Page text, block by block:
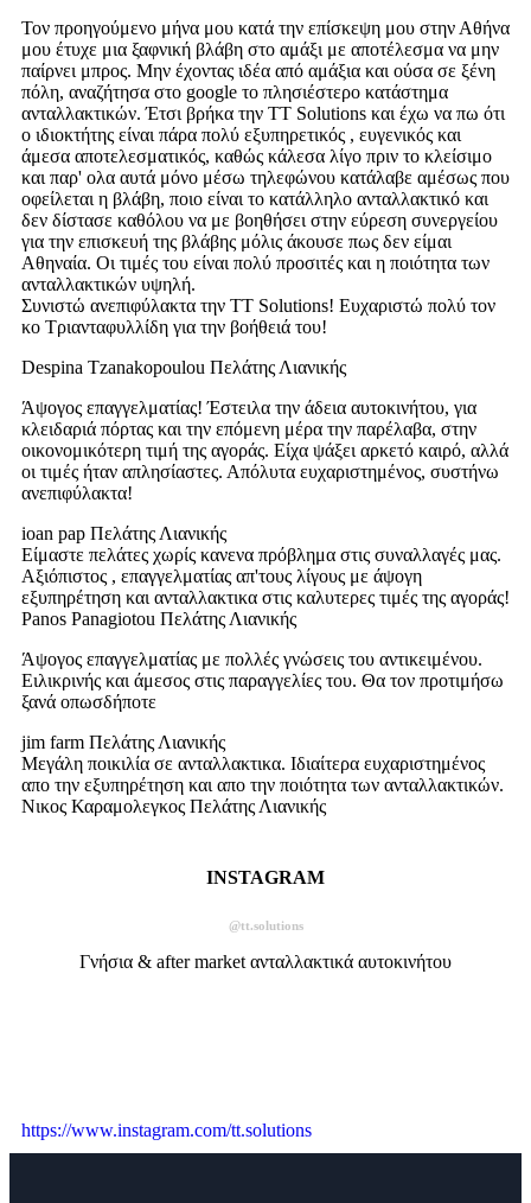
Τον προηγούμενο μήνα μου κατά την επίσκεψη μου στην Αθήνα
μου έτυχε μια ξαφνική βλάβη στο αμάξι με αποτέλεσμα να μην
παίρνει μπρος. Μην έχοντας ιδέα από αμάξια και ούσα σε ξένη
πόλη, αναζήτησα στο google το πλησιέστερο κατάστημα
ανταλλακτικών. Έτσι βρήκα την TT Solutions και έχω να πω ότι
ο ιδιοκτήτης είναι πάρα πολύ εξυπηρετικός , ευγενικός και
άμεσα αποτελεσματικός, καθώς κάλεσα λίγο πριν το κλείσιμο
και παρ' ολα αυτά μόνο μέσω τηλεφώνου κατάλαβε αμέσως που
οφείλεται η βλάβη, ποιο είναι το κατάλληλο ανταλλακτικό και
δεν δίστασε καθόλου να με βοηθήσει στην εύρεση συνεργείου
για την επισκευή της βλάβης μόλις άκουσε πως δεν είμαι
Αθηναία. Οι τιμές του είναι πολύ προσιτές και η ποιότητα των
ανταλλακτικών υψηλή.
Συνιστώ ανεπιφύλακτα την TT Solutions! Ευχαριστώ πολύ τον
κο Τριανταφυλλίδη για την βοήθειά του!
Despina Tzanakopoulou Πελάτης Λιανικής
Άψογος επαγγελματίας! Έστειλα την άδεια αυτοκινήτου, για
κλειδαριά πόρτας και την επόμενη μέρα την παρέλαβα, στην
οικονομικότερη τιμή της αγοράς. Είχα ψάξει αρκετό καιρό, αλλά
οι τιμές ήταν απλησίαστες. Απόλυτα ευχαριστημένος, συστήνω
ανεπιφύλακτα!
ioan pap Πελάτης Λιανικής
Είμαστε πελάτες χωρίς κανενα πρόβλημα στις συναλλαγές μας.
Αξιόπιστος , επαγγελματίας απ'τους λίγους με άψογη
εξυπηρέτηση και ανταλλακτικα στις καλυτερες τιμές της αγοράς!
Panos Panagiotou Πελάτης Λιανικής
Άψογος επαγγελματίας με πολλές γνώσεις του αντικειμένου.
Ειλικρινής και άμεσος στις παραγγελίες του. Θα τον προτιμήσω
ξανά οπωσδήποτε
jim farm Πελάτης Λιανικής
Μεγάλη ποικιλία σε ανταλλακτικα. Ιδιαίτερα ευχαριστημένος
απο την εξυπηρέτηση και απο την ποιότητα των ανταλλακτικών.
Νικος Καραμολεγκος Πελάτης Λιανικής
INSTAGRAM
@tt.solutions
Γνήσια & after market ανταλλακτικά αυτοκινήτου
https://www.instagram.com/tt.solutions